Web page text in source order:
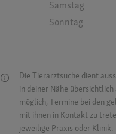
Samstag
Sonntag
Die Tierarztsuche dient
in deiner Nähe
möglich, Termine bei den
mit ihnen in Kontakt zu
jeweilige Praxis oder Klinik.